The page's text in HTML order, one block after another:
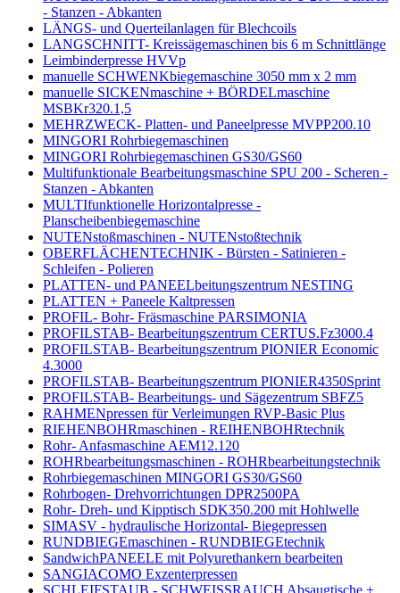
- Stanzen - Abkanten
LÄNGS- und Querteilanlagen für Blechcoils
LANGSCHNITT- Kreissägemaschinen bis 6 m Schnittlänge
Leimbinderpresse HVVp
manuelle SCHWENKbiegemaschine 3050 mm x 2 mm
manuelle SICKENmaschine + BÖRDELmaschine
MSBKr320.1,5
MEHRZWECK- Platten- und Paneelpresse MVPP200.10
MINGORI Rohrbiegemaschinen
MINGORI Rohrbiegemaschinen GS30/GS60
Multifunktionale Bearbeitungsmaschine SPU 200 - Scheren -
Stanzen - Abkanten
MULTIfunktionelle Horizontalpresse -
Planscheibenbiegemaschine
NUTENstoßmaschinen - NUTENstoßtechnik
OBERFLÄCHENTECHNIK - Bürsten - Satinieren -
Schleifen - Polieren
PLATTEN- und PANEELbeitungszentrum NESTING
PLATTEN + Paneele Kaltpressen
PROFIL- Bohr- Fräsmaschine PARSIMONIA
PROFILSTAB- Bearbeitungszentrum CERTUS.Fz3000.4
PROFILSTAB- Bearbeitungszentrum PIONIER Economic
4.3000
PROFILSTAB- Bearbeitungszentrum PIONIER4350Sprint
PROFILSTAB- Bearbeitungs- und Sägezentrum SBFZ5
RAHMENpressen für Verleimungen RVP-Basic Plus
RIEHENBOHRmaschinen - REIHENBOHRtechnik
Rohr- Anfasmaschine AEM12.120
ROHRbearbeitungsmaschinen - ROHRbearbeitungstechnik
Rohrbiegemaschinen MINGORI GS30/GS60
Rohrbogen- Drehvorrichtungen DPR2500PA
Rohr- Dreh- und Kipptisch SDK350.200 mit Hohlwelle
SIMASV - hydraulische Horizontal- Biegepressen
RUNDBIEGEmaschinen - RUNDBIEGEtechnik
SandwichPANEELE mit Polyurethankern bearbeiten
SANGIACOMO Exzenterpressen
SCHLEIFSTAUB - SCHWEISSRAUCH Absaugtische +